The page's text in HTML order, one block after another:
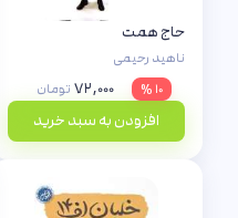
حاج همت
ناهید رحیمی
۱۰ %
۷۲,۰۰۰ تومان
افزودن به سبد خرید